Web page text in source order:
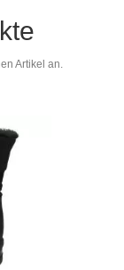
Artikel an.